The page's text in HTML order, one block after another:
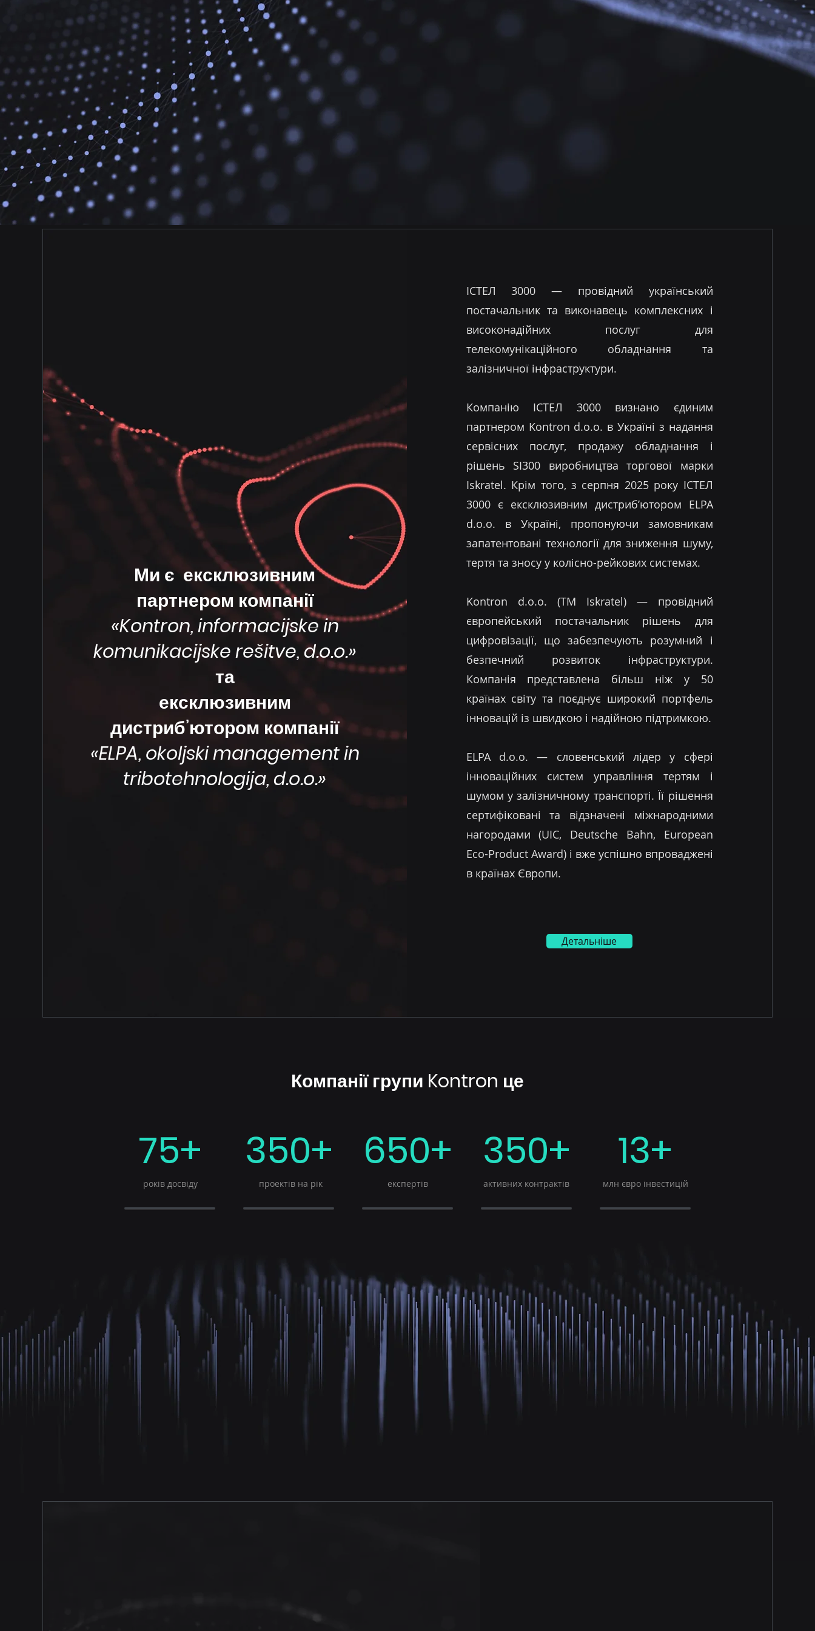
Ми є ексклюзивним
партнером компанії
«Kontron, informacijske in
komunikacijske rešitve, d.o.o.»
та
ексклюзивним
дистриб’ютором компанії
«ELPA, okoljski management in
tribotehnologija, d.o.o.»
ІСТЕЛ 3000 — провідний український
постачальник та виконавець комплексних і
високонадійних послуг для
телекомунікаційного обладнання та
залізничної інфраструктури.
Компанію ІСТЕЛ 3000 визнано єдиним
партнером Kontron d.o.o. в Україні з надання
сервісних послуг, продажу обладнання і
рішень SI300 виробництва торгової марки
Iskratel. Крім того, з серпня 2025 року ІСТЕЛ
3000 є ексклюзивним дистриб’ютором ELPA
d.o.o. в Україні, пропонуючи замовникам
запатентовані технології для зниження шуму,
тертя та зносу у колісно-рейкових системах.
Kontron d.o.o. (ТМ Iskratel) — провідний
європейський постачальник рішень для
цифровізації, що забезпечують розумний і
безпечний розвиток інфраструктури.
Компанія представлена більш ніж у 50
країнах світу та поєднує широкий портфель
інновацій із швидкою і надійною підтримкою.
ELPA d.o.o. — словенський лідер у сфері
інноваційних систем управління тертям і
шумом у залізничному транспорті. Її рішення
сертифіковані та відзначені міжнародними
нагородами (UIC, Deutsche Bahn, European
Eco-Product Award) і вже успішно впроваджені
в країнах Європи.
Детальніше
Компанії групи Kontron це
75+
років досвіду
350+
проектів на рік
650+
експертів
350+
активних контрактів
13+
млн євро інвестицій